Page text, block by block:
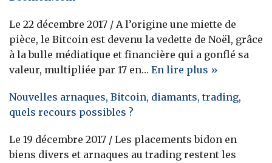
Le 22 décembre 2017 / A l’origine une miette de
pièce, le Bitcoin est devenu la vedette de Noël, grâce
à la bulle médiatique et financière qui a gonflé sa
valeur, multipliée par 17 en… En lire plus »
Nouvelles arnaques, Bitcoin, diamants, trading,
quels recours possibles ?
Le 19 décembre 2017 / Les placements bidon en
biens divers et arnaques au trading restent les